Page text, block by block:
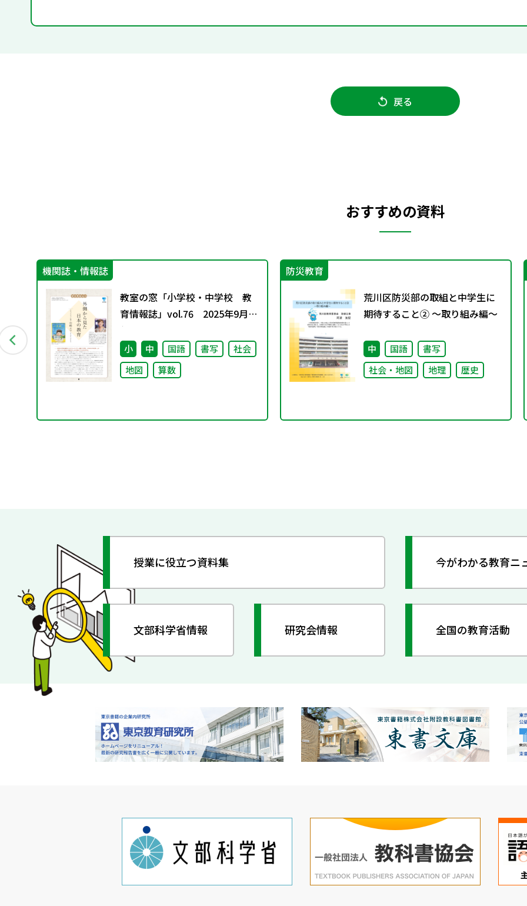
戻る
おすすめの資料
機関誌・情報誌
教室の窓「小学校・中学校 教
育情報誌」vol.76 2025年9月発
行
小 中 国語 書写
社会
地図
算数
防災教育
荒川区防災部の取組と中学生に
期待すること② ～取り組み編～
中 国語
書写
社会・地図
地理 歴史
授業に役立つ資料集 今がわかる教育ニ
文部科学省情報 研究会情報 全国の教育活動